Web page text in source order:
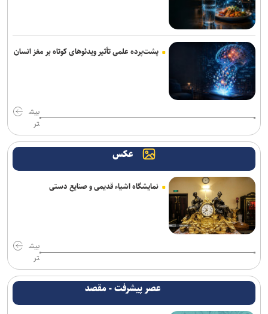
پشت‌پرده علمی تأثیر ویدئو‌های کوتاه بر مغز انسان
بیش
تر
عکس
نمایشگاه اشیاء قدیمی و صنایع دستی
بیش
تر
عصر پیشرفت - مقصد